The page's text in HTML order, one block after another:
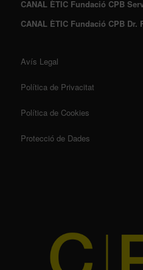
CANAL ÈTIC Fundació CPB
CANAL ÈTIC Fundació CPB Dr.
Avís Legal
Política de Privacitat
Política de Cookies
Protecció de Dades